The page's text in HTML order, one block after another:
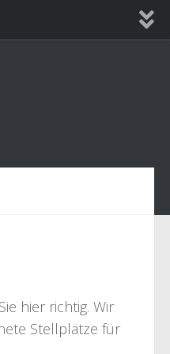
hier richtig. Wir
Stellplätze für